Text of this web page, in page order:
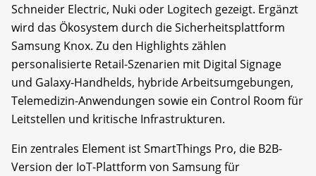
Schneider Electric, Nuki oder Logitech gezeigt. Ergänzt
wird das Ökosystem durch die Sicherheitsplattform
Samsung Knox. Zu den Highlights zählen
personalisierte Retail-Szenarien mit Digital Signage
und Galaxy-Handhelds, hybride Arbeitsumgebungen,
Telemedizin-Anwendungen sowie ein Control Room für
Leitstellen und kritische Infrastrukturen.
Ein zentrales Element ist SmartThings Pro, die B2B-
Version der IoT-Plattform von Samsung für